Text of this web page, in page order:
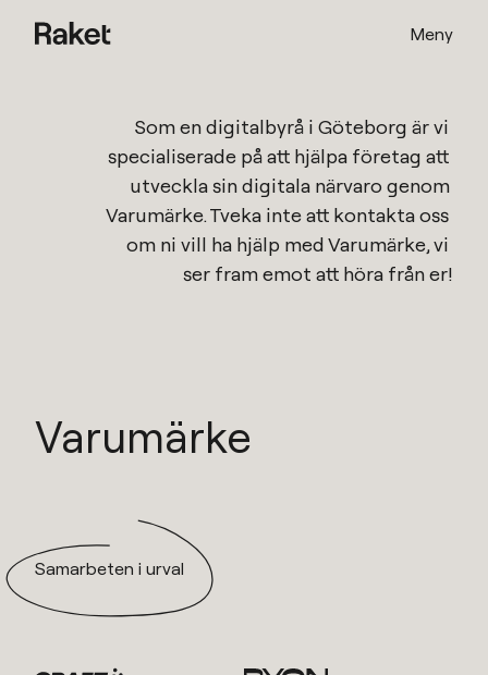
Meny
Varumärke
Som endigitalbyrå i Göteborg är vi
specialiserade på att hjälpa företag att
Varumärke. Tveka inte att kontakta oss
om ni vill ha hjälp med Varumärke, vi
ser fram emot att höra från er!
Samarbeten i urval